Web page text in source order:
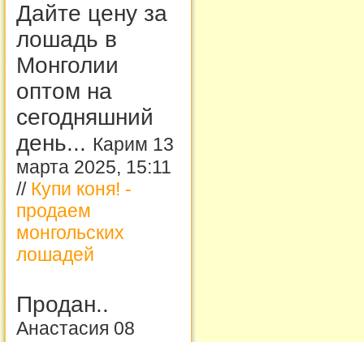
Дайте цену за
лошадь в
Монголии
оптом на
сегодняшний
день... Карим 13
марта 2025, 15:11
// Купи коня! -
продаем
монгольских
лошадей
Продан..
Анастасия 08